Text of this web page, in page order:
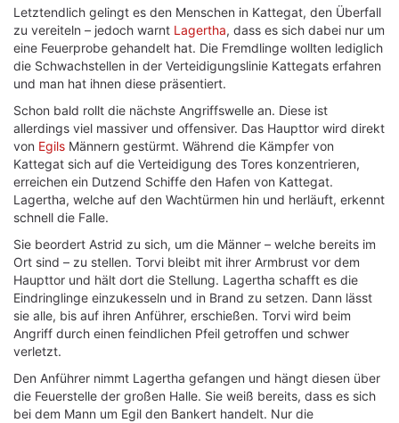
Letztendlich gelingt es den Menschen in Kattegat, den Überfall
zu vereiteln – jedoch warnt Lagertha, dass es sich dabei nur um
eine Feuerprobe gehandelt hat. Die Fremdlinge wollten lediglich
die Schwachstellen in der Verteidigungslinie Kattegats erfahren
und man hat ihnen diese präsentiert.
Schon bald rollt die nächste Angriffswelle an. Diese ist
allerdings viel massiver und offensiver. Das Haupttor wird direkt
von Egils Männern gestürmt. Während die Kämpfer von
Kattegat sich auf die Verteidigung des Tores konzentrieren,
erreichen ein Dutzend Schiffe den Hafen von Kattegat.
Lagertha, welche auf den Wachtürmen hin und herläuft, erkennt
schnell die Falle.
Sie beordert Astrid zu sich, um die Männer – welche bereits im
Ort sind – zu stellen. Torvi bleibt mit ihrer Armbrust vor dem
Haupttor und hält dort die Stellung. Lagertha schafft es die
Eindringlinge einzukesseln und in Brand zu setzen. Dann lässt
sie alle, bis auf ihren Anführer, erschießen. Torvi wird beim
Angriff durch einen feindlichen Pfeil getroffen und schwer
verletzt.
Den Anführer nimmt Lagertha gefangen und hängt diesen über
die Feuerstelle der großen Halle. Sie weiß bereits, dass es sich
bei dem Mann um Egil den Bankert handelt. Nur die